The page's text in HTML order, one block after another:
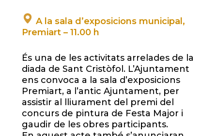
A la sala d’exposicions municipal,
Premiart – 11.00 h
És una de les activitats arrelades de la
diada de Sant Cristòfol. L’Ajuntament
ens convoca a la sala d’exposicions
Premiart, a l’antic Ajuntament, per
assistir al lliurament del premi del
concurs de pintura de Festa Major i
gaudir de les obres participants.